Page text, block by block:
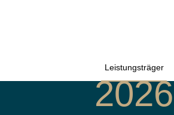
Leistungsträger
2026